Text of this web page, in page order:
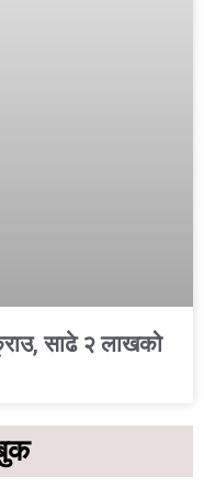
साढे २ लाखको